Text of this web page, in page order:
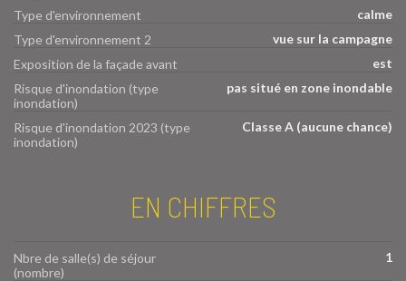
Type d'environnement
calme
Type d'environnement 2
vue sur la campagne
Exposition de la façade avant
est
Risque d'inondation (type
inondation)
pas situé en zone inondable
Risque d'inondation 2023 (type
inondation)
Classe A (aucune chance)
EN CHIFFRES
Nbre de salle(s) de séjour
(nombre)
1